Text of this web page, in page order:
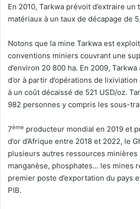
En 2010, Tarkwa prévoit d’extraire un
matériaux à un taux de décapage de
Notons que la mine Tarkwa est
conventions miniers couvrant une
d’environ 20 800 ha. En 2009,
d’or à partir d’opérations de
à un coût décaissé de 521 USD/oz.
982 personnes y compris les sous-
7ème producteur mondial en 2019 et
d’or d’Afrique entre 2018 et 2022, le
plusieurs autres ressources minières
manganèse, phosphates… les mines
premier poste d’exportation du pays
PIB.